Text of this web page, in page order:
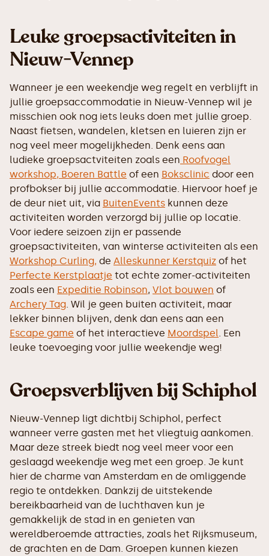
Leuke groepsactiviteiten in
Nieuw-Vennep
Wanneer je een weekendje weg regelt en verblijft in
jullie groepsaccommodatie in Nieuw-Vennep wil je
misschien ook nog iets leuks doen met jullie groep.
Naast fietsen, wandelen, kletsen en luieren zijn er
nog veel meer mogelijkheden. Denk eens aan
ludieke groepsactviteiten zoals een Roofvogel
workshop, Boeren Battle of een Boksclinic door een
profbokser bij jullie accommodatie. Hiervoor hoef je
de deur niet uit, via BuitenEvents kunnen deze
activiteiten worden verzorgd bij jullie op locatie.
Voor iedere seizoen zijn er passende
groepsactiviteiten, van winterse activiteiten als een
Workshop Curling, de Alleskunner Kerstquiz of het
Perfecte Kerstplaatje tot echte zomer-activiteiten
zoals een Expeditie Robinson, Vlot bouwen of
Archery Tag. Wil je geen buiten activiteit, maar
lekker binnen blijven, denk dan eens aan een
Escape game of het interactieve Moordspel. Een
leuke toevoeging voor jullie weekendje weg!
Groepsverblijven bij Schiphol
Nieuw-Vennep ligt dichtbij Schiphol, perfect
wanneer verre gasten met het vliegtuig aankomen.
Maar deze streek biedt nog veel meer voor een
geslaagd weekendje weg met een groep. Je kunt
hier de charme van Amsterdam en de omliggende
regio te ontdekken. Dankzij de uitstekende
bereikbaarheid van de luchthaven kun je
gemakkelijk de stad in en genieten van
wereldberoemde attracties, zoals het Rijksmuseum,
de grachten en de Dam. Groepen kunnen kiezen